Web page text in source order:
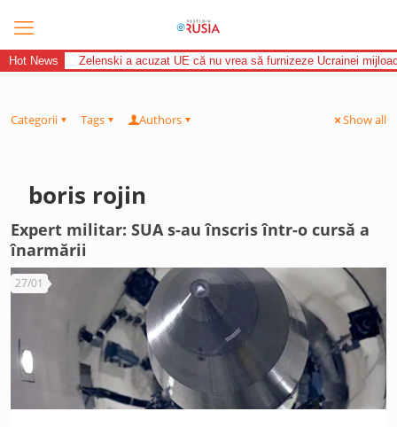
Hot News Zelenski a acuzat UE că nu vrea să furnizeze Ucrainei
Categorii Tags Authors Show all
boris rojin
Expert militar: SUA s-au înscris într-o cursă a
înarmării
27/01